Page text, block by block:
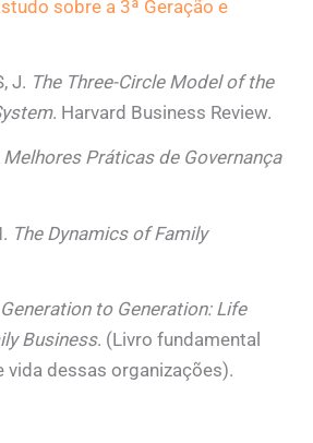
sobre a 3ª Geração e
J. The Three-Circle Model of the
. Harvard Business Review.
Práticas de Governança
The Dynamics of Family
Generation to Generation: Life
Business. (Livro fundamental
vida dessas organizações).